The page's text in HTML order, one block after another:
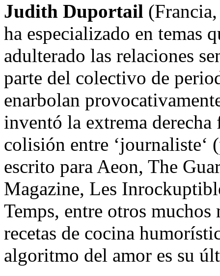
Judith Duportail
ha especializado en temas
adulterado las relaciones
parte del colectivo de
enarbolan
inventó la extrema derecha
colisión entre ‘journaliste‘
escrito para Aeon, The
Magazine, Les
Temps, entre otros
recetas de cocina
algoritmo del amor es su